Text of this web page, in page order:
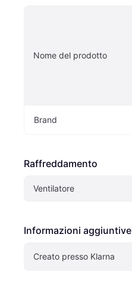
Nome del prodotto
Brand
Raffreddamento
Ventilatore
Informazioni aggiuntive
Creato presso Klarna